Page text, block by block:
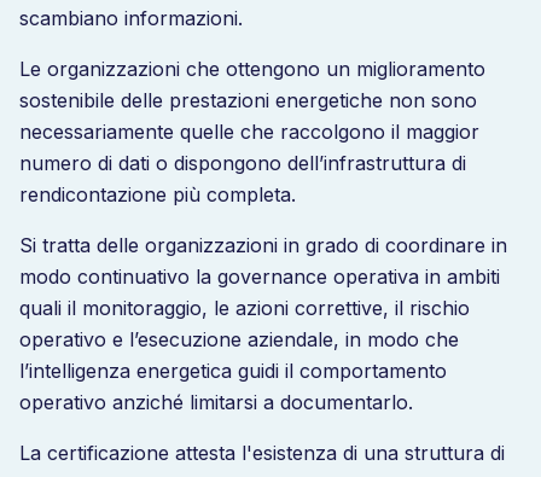
scambiano informazioni.
Le organizzazioni che ottengono un miglioramento
sostenibile delle prestazioni energetiche non sono
necessariamente quelle che raccolgono il maggior
numero di dati o dispongono dell’infrastruttura di
rendicontazione più completa.
Si tratta delle organizzazioni in grado di coordinare in
modo continuativo la governance operativa in ambiti
quali il monitoraggio, le azioni correttive, il rischio
operativo e l’esecuzione aziendale, in modo che
l’intelligenza energetica guidi il comportamento
operativo anziché limitarsi a documentarlo.
La certificazione attesta l'esistenza di una struttura di